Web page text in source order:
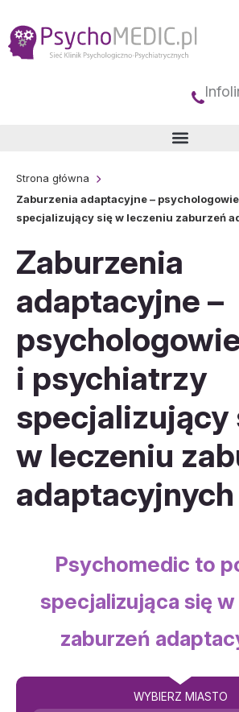
do
treści
Strona główna
Zaburzenia adaptacyjne –
specjalizujący się w leczeniu zaburzeń
Zaburzenia
adaptacyjne –
i psychiatrzy
specjalizujący
w leczeniu
adaptacyjnych
Psychomedic to
specjalizująca się
zaburzeń
WYBIERZ MIASTO